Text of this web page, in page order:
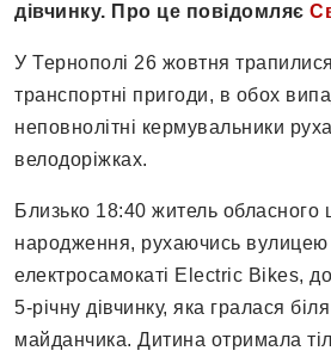
дівчинку. Про це повідомляє
У Тернополі 26 жовтня
транспортні пригоди, в обох
неповнолітні кермувальники
велодоріжках.
Близько 18:40 житель обласного
народження, рухаючись вулицею
електросамокаті Electric Bikes,
5-річну дівчинку, яка гралася
майданчика. Дитина отримала